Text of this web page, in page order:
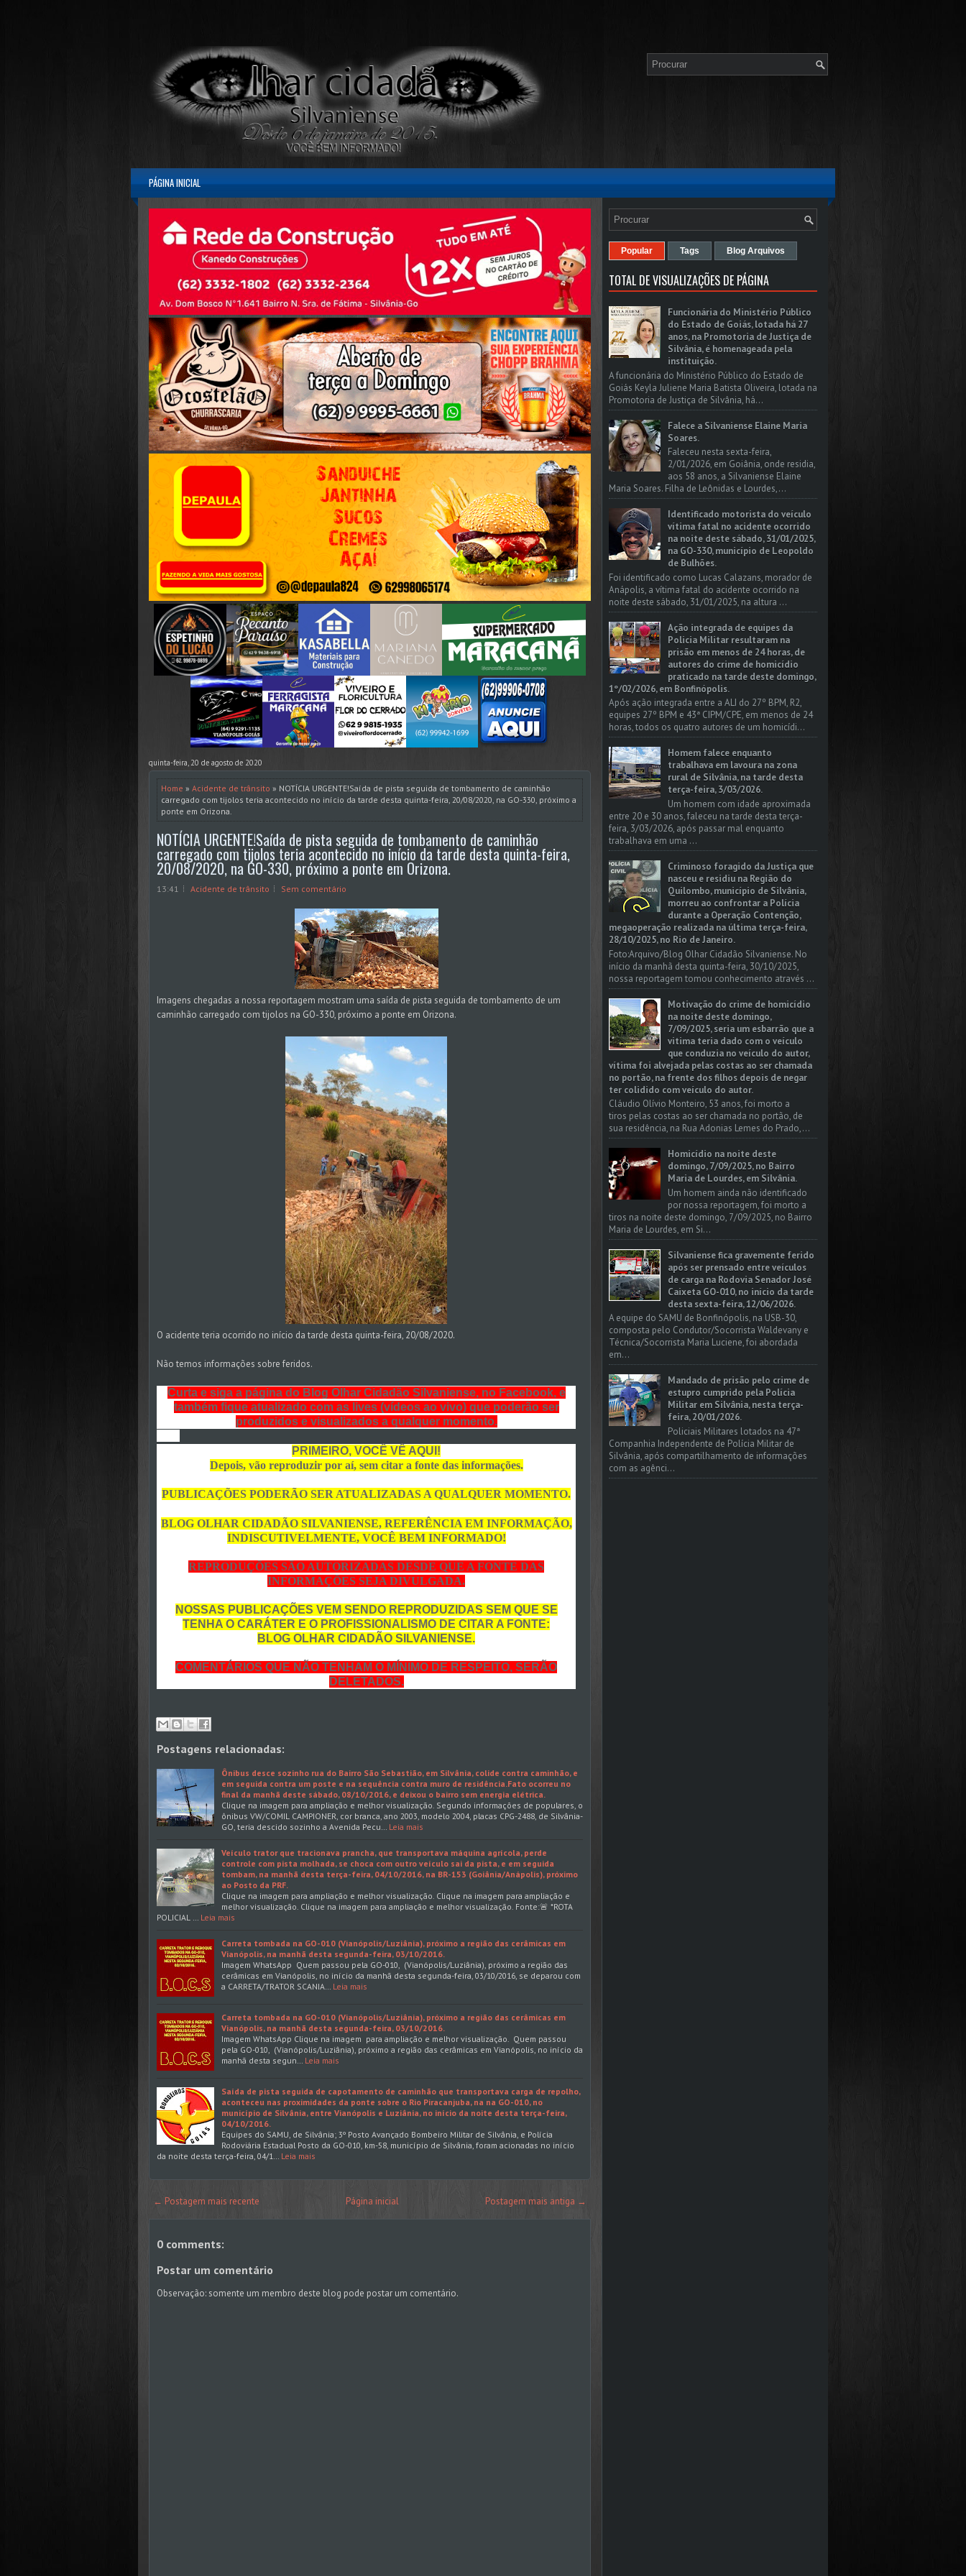
PÁGINA INICIAL
quinta-feira, 20 de agosto de 2020
Home » Acidente de trânsito » NOTÍCIA URGENTE!Saída de pista seguida de tombamento de caminhão
carregado com tijolos teria acontecido no início da tarde desta quinta-feira, 20/08/2020, na GO-330, próximo a
ponte em Orizona.
NOTÍCIA URGENTE!Saída de pista seguida de tombamento de caminhão
carregado com tijolos teria acontecido no início da tarde desta quinta-feira,
20/08/2020, na GO-330, próximo a ponte em Orizona.
13:41 Acidente de trânsito Sem comentário
Imagens chegadas a nossa reportagem mostram uma saída de pista seguida de tombamento de um
caminhão carregado com tijolos na GO-330, próximo a ponte em Orizona.
O acidente teria ocorrido no início da tarde desta quinta-feira, 20/08/2020.
Não temos informações sobre feridos.
Curta e siga a página do Blog Olhar Cidadão Silvaniense, no Facebook, e
também fique atualizado com as lives (vídeos ao vivo) que poderão ser
produzidos e visualizados a qualquer momento.
PRIMEIRO, VOCÊ VÊ AQUI!
Depois, vão reproduzir por aí, sem citar a fonte das informações.
PUBLICAÇÕES PODERÃO SER ATUALIZADAS A QUALQUER MOMENTO.
BLOG OLHAR CIDADÃO SILVANIENSE, REFERÊNCIA EM INFORMAÇÃO,
INDISCUTIVELMENTE, VOCÊ BEM INFORMADO!
REPRODUÇÕES SÃO AUTORIZADAS DESDE QUE A FONTE DAS
INFORMAÇÕES SEJA DIVULGADA.
NOSSAS PUBLICAÇÕES VEM SENDO REPRODUZIDAS SEM QUE SE
TENHA O CARÁTER E O PROFISSIONALISMO DE CITAR A FONTE:
BLOG OLHAR CIDADÃO SILVANIENSE.
COMENTÁRIOS QUE NÃO TENHAM O MÍNIMO DE RESPEITO, SERÃO
DELETADOS.
Postagens relacionadas:
Ônibus desce sozinho rua do Bairro São Sebastião, em Silvânia, colide contra caminhão, e
em seguida contra um poste e na sequência contra muro de residência.Fato ocorreu no
final da manhã deste sábado, 08/10/2016, e deixou o bairro sem energia elétrica.
Clique na imagem para ampliação e melhor visualização. Segundo informações de populares, o
ônibus VW/COMIL CAMPIONER, cor branca, ano 2003, modelo 2004, placas CPG-2488, de Silvânia-
GO, teria descido sozinho a Avenida Pecu… Leia mais
Veículo trator que tracionava prancha, que transportava máquina agrícola, perde
controle com pista molhada, se choca com outro veículo sai da pista, e em seguida
tombam, na manhã desta terça-feira, 04/10/2016, na BR-153 (Goiânia/Anápolis), próximo
ao Posto da PRF.
Clique na imagem para ampliação e melhor visualização. Clique na imagem para ampliação e
melhor visualização. Clique na imagem para ampliação e melhor visualização. Fonte:🚨 *ROTA
POLICIAL … Leia mais
Carreta tombada na GO-010 (Vianópolis/Luziânia), próximo a região das cerâmicas em
Vianópolis, na manhã desta segunda-feira, 03/10/2016.
Imagem WhatsApp Quem passou pela GO-010, (Vianópolis/Luziânia), próximo a região das
cerâmicas em Vianópolis, no início da manhã desta segunda-feira, 03/10/2016, se deparou com
a CARRETA/TRATOR SCANIA… Leia mais
Carreta tombada na GO-010 (Vianópolis/Luziânia), próximo a região das cerâmicas em
Vianópolis, na manhã desta segunda-feira, 03/10/2016.
Imagem WhatsApp Clique na imagem para ampliação e melhor visualização. Quem passou
pela GO-010, (Vianópolis/Luziânia), próximo a região das cerâmicas em Vianópolis, no início da
manhã desta segun… Leia mais
Saída de pista seguida de capotamento de caminhão que transportava carga de repolho,
aconteceu nas proximidades da ponte sobre o Rio Piracanjuba, na na GO-010, no
município de Silvânia, entre Vianópolis e Luziânia, no início da noite desta terça-feira,
04/10/2016.
Equipes do SAMU, de Silvânia; 3º Posto Avançado Bombeiro Militar de Silvânia, e Polícia
Rodoviária Estadual Posto da GO-010, km-58, município de Silvânia, foram acionadas no início
da noite desta terça-feira, 04/1… Leia mais
← Postagem mais recente Postagem mais antiga →
Página inicial
0 comments:
Postar um comentário
Observação: somente um membro deste blog pode postar um comentário.
Popular Tags Blog Arquivos
TOTAL DE VISUALIZAÇÕES DE PÁGINA
Funcionária do Ministério Público
do Estado de Goiás, lotada há 27
anos, na Promotoria de Justiça de
Silvânia, é homenageada pela
instituição.
A funcionária do Ministério Público do Estado de
Goiás Keyla Juliene Maria Batista Oliveira, lotada na
Promotoria de Justiça de Silvânia, há...
Falece a Silvaniense Elaine Maria
Soares.
Faleceu nesta sexta-feira,
2/01/2026, em Goiânia, onde residia,
aos 58 anos, a Silvaniense Elaine
Maria Soares. Filha de Leônidas e Lourdes,...
Identificado motorista do veículo
vítima fatal no acidente ocorrido
na noite deste sábado, 31/01/2025,
na GO-330, município de Leopoldo
de Bulhões.
Foi identificado como Lucas Calazans, morador de
Anápolis, a vítima fatal do acidente ocorrido na
noite deste sábado, 31/01/2025, na altura ...
Ação integrada de equipes da
Policia Militar resultaram na
prisão em menos de 24 horas, de
autores do crime de homicídio
praticado na tarde deste domingo,
1º/02/2026, em Bonfinópolis.
Após ação integrada entre a ALI do 27º BPM, R2,
equipes 27º BPM e 43ª CIPM/CPE, em menos de 24
horas, todos os quatro autores de um homicídi...
Homem falece enquanto
trabalhava em lavoura na zona
rural de Silvânia, na tarde desta
terça-feira, 3/03/2026.
Um homem com idade aproximada
entre 20 e 30 anos, faleceu na tarde desta terça-
feira, 3/03/2026, após passar mal enquanto
trabalhava em uma ...
Criminoso foragido da Justiça que
nasceu e residiu na Região do
Quilombo, município de Silvânia,
morreu ao confrontar a Polícia
durante a Operação Contenção,
megaoperação realizada na última terça-feira,
28/10/2025, no Rio de Janeiro.
Foto:Arquivo/Blog Olhar Cidadão Silvaniense. No
início da manhã desta quinta-feira, 30/10/2025,
nossa reportagem tomou conhecimento através ...
Motivação do crime de homicídio
na noite deste domingo,
7/09/2025, seria um esbarrão que a
vitima teria dado com o veículo
que conduzia no veículo do autor,
vítima foi alvejada pelas costas ao ser chamada
no portão, na frente dos filhos depois de negar
ter colidido com veículo do autor.
Cláudio Olívio Monteiro, 53 anos, foi morto a
tiros pelas costas ao ser chamada no portão, de
sua residência, na Rua Adonias Lemes do Prado,...
Homicídio na noite deste
domingo, 7/09/2025, no Bairro
Maria de Lourdes, em Silvânia.
Um homem ainda não identificado
por nossa reportagem, foi morto a
tiros na noite deste domingo, 7/09/2025, no Bairro
Maria de Lourdes, em Si...
Silvaniense fica gravemente ferido
após ser prensado entre veículos
de carga na Rodovia Senador José
Caixeta GO-010, no início da tarde
desta sexta-feira, 12/06/2026.
A equipe do SAMU de Bonfinópolis, na USB-30,
composta pelo Condutor/Socorrista Waldevany e
Técnica/Socorrista Maria Luciene, foi abordada
em...
Mandado de prisão pelo crime de
estupro cumprido pela Polícia
Militar em Silvânia, nesta terça-
feira, 20/01/2026.
Policiais Militares lotados na 47ª
Companhia Independente de Polícia Militar de
Silvânia, após compartilhamento de informações
com as agênci...